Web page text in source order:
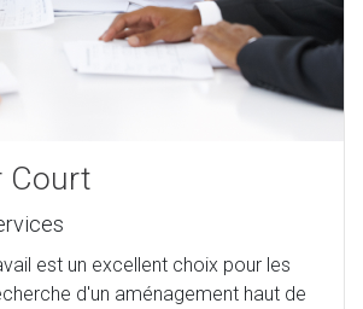
Court
est un excellent choix pour les
d'un aménagement haut de